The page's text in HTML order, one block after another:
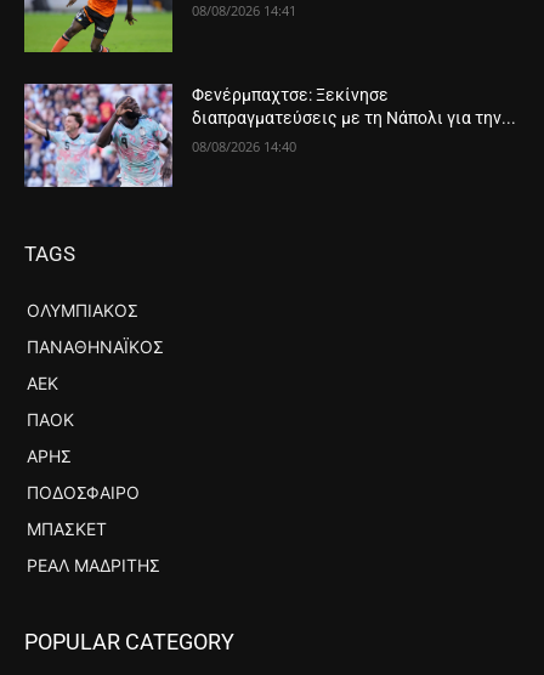
08/08/2026 14:41
Φενέρμπαχτσε: Ξεκίνησε
διαπραγματεύσεις με τη Νάπολι για την...
08/08/2026 14:40
TAGS
ΟΛΥΜΠΙΑΚΌΣ
ΠΑΝΑΘΗΝΑΪΚΌΣ
ΑΕΚ
ΠΑΟΚ
ΆΡΗΣ
ΠΟΔΌΣΦΑΙΡΟ
ΜΠΆΣΚΕΤ
ΡΕΆΛ ΜΑΔΡΊΤΗΣ
POPULAR CATEGORY